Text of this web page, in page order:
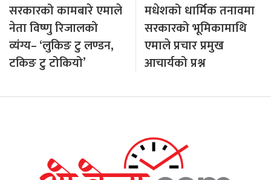
सरकारको कामबारे एमाले
नेता विष्णु रिजालको
व्यंग्य– ‘लुकिङ टु लण्डन,
टकिङ टु टोकियो’
मधेशको धार्मिक तनावमा
सरकारको भूमिकामाथि
एमाले प्रचार प्रमुख
आचार्यको प्रश्न